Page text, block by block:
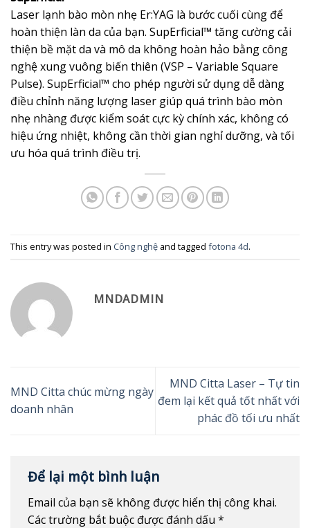
Laser lạnh bào mòn nhẹ Er:YAG là bước cuối cùng để
hoàn thiện làn da của bạn. SupErficial™ tăng cường cải
thiện bề mặt da và mô da không hoàn hảo bằng công
nghệ xung vuông biến thiên (VSP – Variable Square
Pulse). SupErficial™ cho phép người sử dụng dễ dàng
điều chỉnh năng lượng laser giúp quá trình bào mòn
nhẹ nhàng được kiểm soát cực kỳ chính xác, không có
hiệu ứng nhiệt, không cần thời gian nghỉ dưỡng, và tối
ưu hóa quá trình điều trị.
This entry was posted in Công nghệ and tagged fotona 4d.
MNDADMIN
MND Citta chúc mừng ngày
doanh nhân
MND Citta Laser – Tự tin
đem lại kết quả tốt nhất với
phác đồ tối ưu nhất
Để lại một bình luận
Email của bạn sẽ không được hiển thị công khai.
Các trường bắt buộc được đánh dấu *